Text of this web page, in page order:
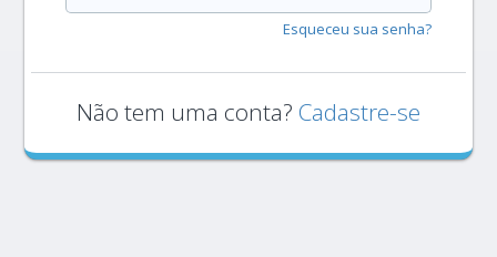
Esqueceu sua senha?
Não tem uma conta? Cadastre-se